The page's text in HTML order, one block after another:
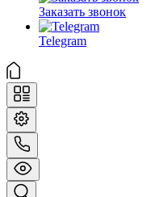
Заказать звонок
Telegram